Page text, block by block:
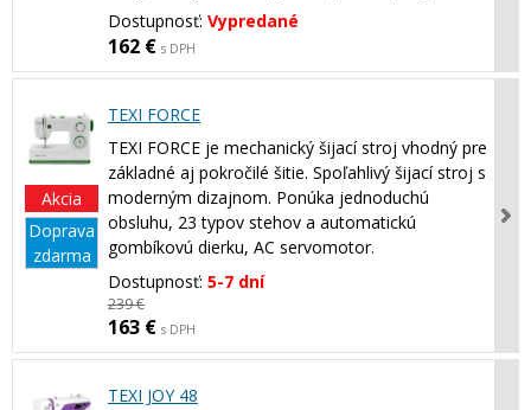
Dostupnosť: Vypredané
162 € s DPH
Akcia
Doprava
zdarma
TEXI FORCE
TEXI FORCE je mechanický šijací stroj vhodný pre
základné aj pokročilé šitie. Spoľahlivý šijací stroj s
moderným dizajnom. Ponúka jednoduchú
obsluhu, 23 typov stehov a automatickú
gombíkovú dierku, AC servomotor.
Dostupnosť: 5-7 dní
239 €
163 € s DPH
TEXI JOY 48